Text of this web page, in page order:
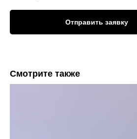
Отправить заявку
Смотрите также